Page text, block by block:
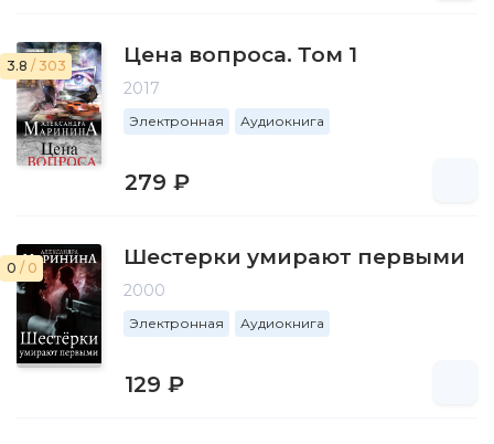
3.8 / 303 Цена вопроса. Том 1
2017
Электронная Аудиокнига
279 ₽
0 / 0 Шестерки умирают первыми
2000
Электронная Аудиокнига
129 ₽